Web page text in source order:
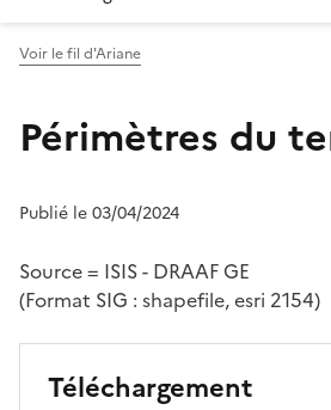
Voir le fil d'Ariane
Périmètres du
Publié le 03/04/2024
Source = ISIS - DRAAF GE
(Format SIG : shapefile, esri 2154)
Téléchargement